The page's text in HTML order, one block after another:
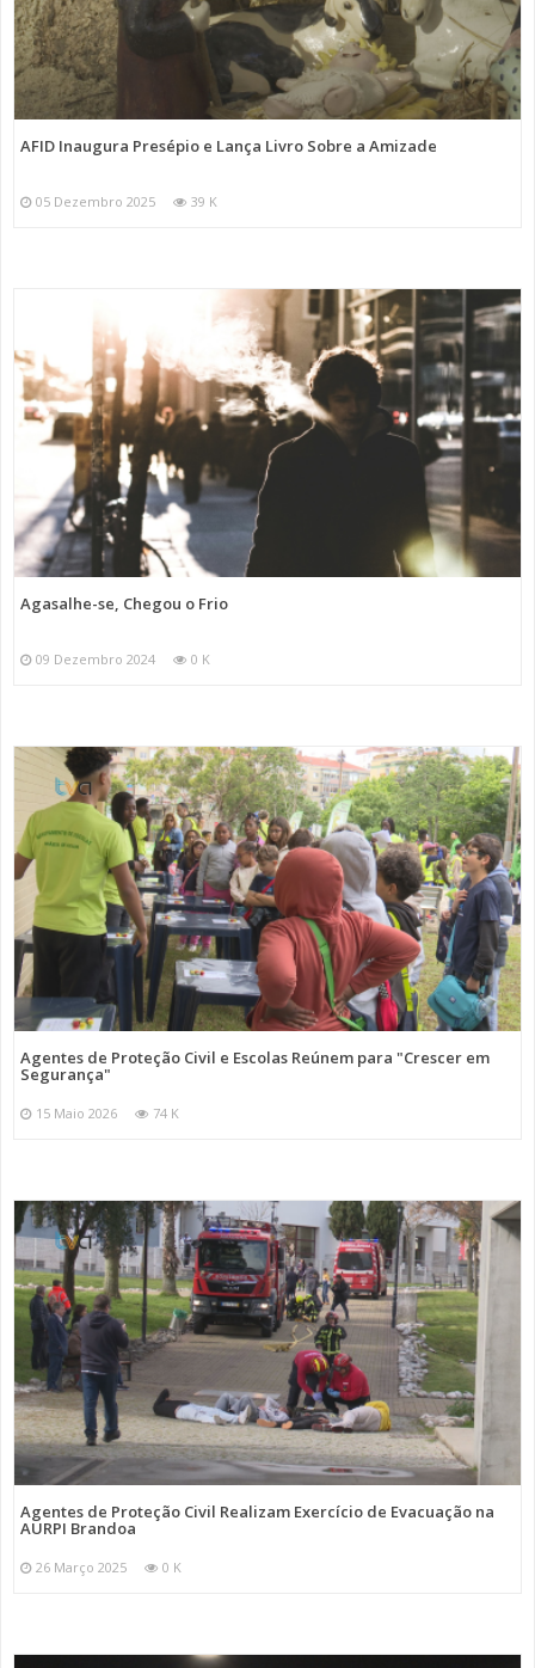
AFID Inaugura Presépio e Lança Livro Sobre a Amizade
05 Dezembro 2025 39 K
Agasalhe-se, Chegou o Frio
09 Dezembro 2024 0 K
Agentes de Proteção Civil e Escolas Reúnem para "Crescer em
Segurança"
15 Maio 2026 74 K
Agentes de Proteção Civil Realizam Exercício de Evacuação na
AURPI Brandoa
26 Março 2025 0 K